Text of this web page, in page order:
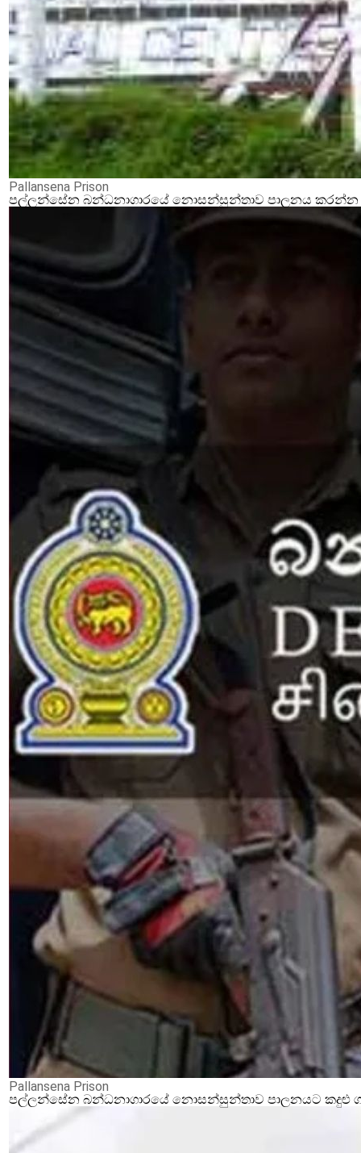
Pallansena Prison
පල්ලන්සේන බන්ධනාගාරයේ නොසන්සුන්තාව පාලනය කරන්න
Pallansena Prison
පල්ලන්සේන බන්ධනාගාරයේ නොසන්සුන්තාව පාලනයට කදුළු